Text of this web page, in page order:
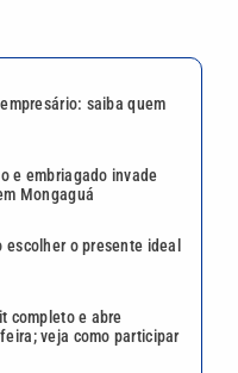
saiba quem
e embriagado invade
Mongaguá
o presente ideal
completo e abre
veja como participar